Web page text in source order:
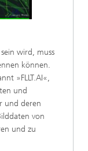
wird, muss
können.
»FLLT.AI«,
und
und deren
von
und zu